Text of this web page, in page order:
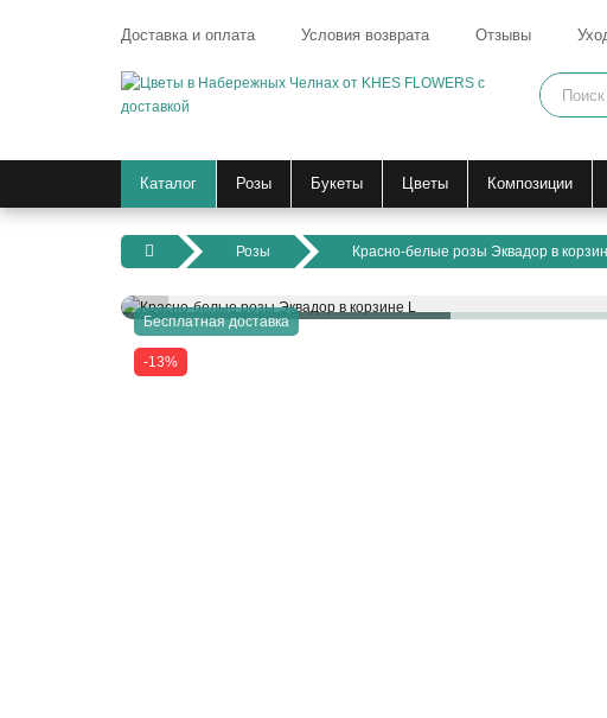
Доставка и оплата Условия возврата Отзывы
Каталог Розы Букеты Цветы Композиции
Розы Красно-белые розы Эквадор в
Бесплатная доставка
-13%